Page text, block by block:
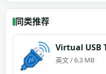
同类推荐
Virtual USB
英文 / 6.3 MB